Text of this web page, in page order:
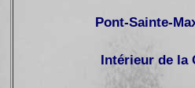
Pont-Sainte-
Intérieur de la